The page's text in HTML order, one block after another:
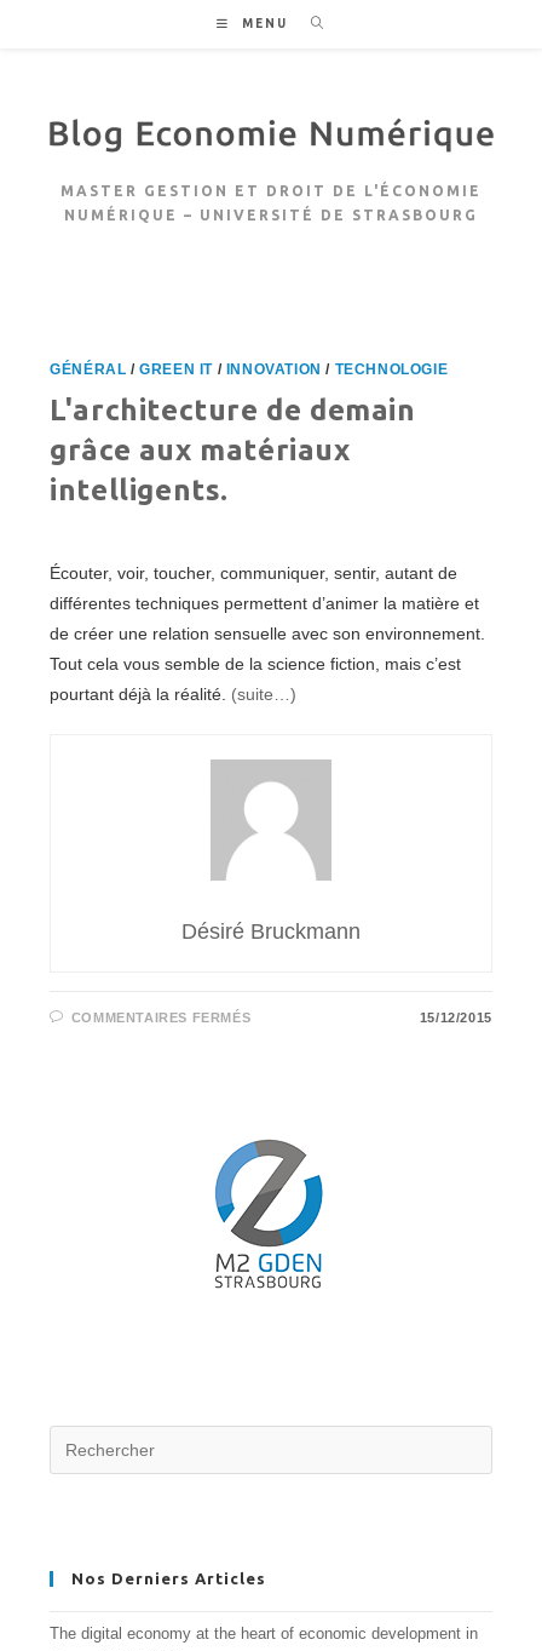
MENU
MASTER GESTION ET DROIT DE L'ÉCONOMIE
NUMÉRIQUE – UNIVERSITÉ DE STRASBOURG
GÉNÉRAL /GREEN IT / INNOVATION / TECHNOLOGIE
L'architecture de demain
grâce aux matériaux
intelligents.
Écouter, voir, toucher, communiquer, sentir, autant de
différentes techniques permettent d’animer la matière et
de créer une relation sensuelle avec son environnement.
Tout cela vous semble de la science fiction, mais c’est
pourtant déjà la réalité. (suite…)
Désiré Bruckmann
COMMENTAIRES FERMÉSSUR
15/12/2015
Nos Derniers Articles
The digital economy at the heart of economic development in